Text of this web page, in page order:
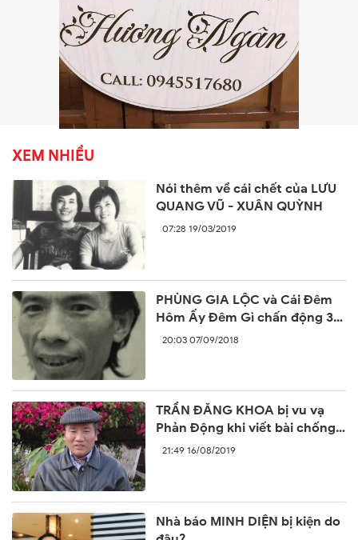
XEM NHIỀU
Nói thêm về cái chết của LƯU
QUANG VŨ - XUÂN QUỲNH
07:28 19/03/2019
PHÙNG GIA LỘC và Cái Đêm
Hôm Ấy Đêm Gì chấn động 30
năm trước
20:03 07/09/2018
TRẦN ĐĂNG KHOA bị vu vạ
Phản Động khi viết bài chống
lại sự ngang ngược của Trung
21:49 16/08/2019
Nhà báo MINH DIỆN bị kiện do